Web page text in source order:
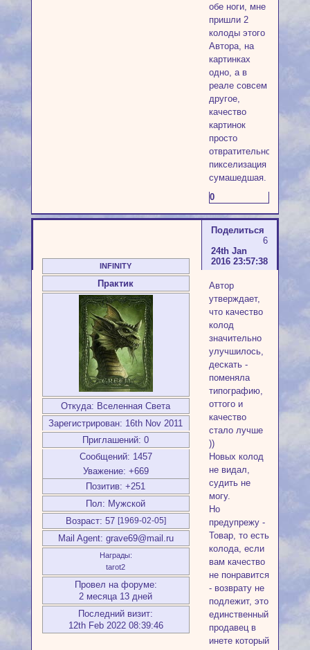
обе ноги, мне
пришли 2
колоды этого
Автора, на
картинках
одно, а в
реале совсем
другое,
качество
картинок
просто
отвратительное,
пикселизация
сумашедшая.
0
Поделиться
6
24th Jan
2016 23:57:38
INFINITY
Практик
Откуда: Вселенная Света
Зарегистрирован: 16th Nov 2011
Приглашений: 0
Сообщений: 1457
Уважение: +669
Позитив: +251
Пол: Мужской
Возраст: 57 [1969-02-05]
Mail Agent: grave69@mail.ru
Награды:
tarot2
Провел на форуме:
2 месяца 13 дней
Последний визит:
12th Feb 2022 08:39:46
Автор
утверждает,
что качество
колод
значительно
улучшилось,
дескать -
поменяла
типографию,
оттого и
качество
стало лучше
))
Новых колод
не видал,
судить не
могу.
Но
предупрежу -
Товар, то есть
колода, если
вам качество
не понравится
- возврату не
подлежит, это
единственный
продавец в
инете который